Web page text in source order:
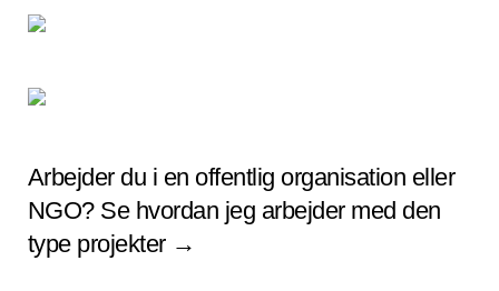
Arbejder du i en offentlig organisation eller
NGO? Se hvordan jeg arbejder med den
type projekter →